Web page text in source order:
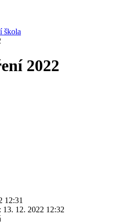
škola
2022
12:31
13. 12. 2022 12:32